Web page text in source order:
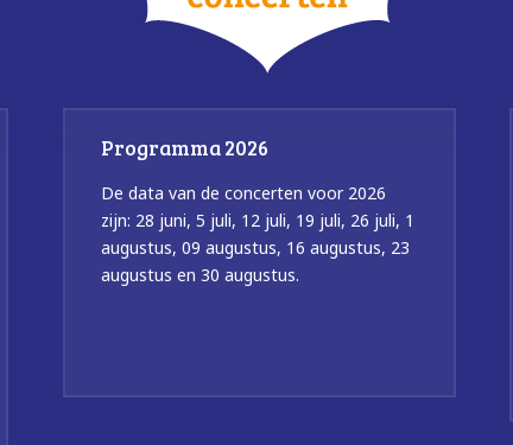
Programma 2026
De data van de concerten voor 2026
zijn: 28 juni, 5 juli, 12 juli, 19 juli, 26 juli, 1
augustus, 09 augustus, 16 augustus, 23
augustus en 30 augustus.